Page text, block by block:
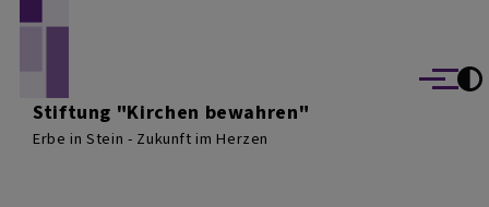
Stiftung "Kirchen bewahren"
Erbe in Stein - Zukunft im Herzen
Menü